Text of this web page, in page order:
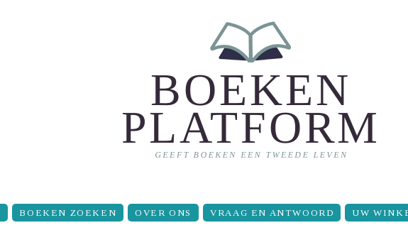
BOEKEN ZOEKEN OVER ONS VRAAG EN ANTWOORD UW